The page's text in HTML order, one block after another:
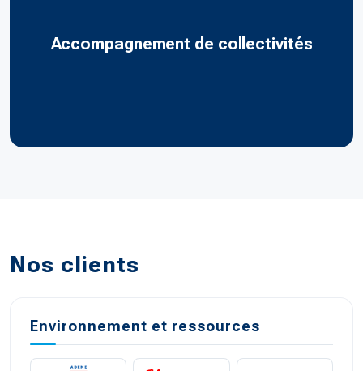
Accompagnement de collectivités
Nos clients
Environnement et ressources